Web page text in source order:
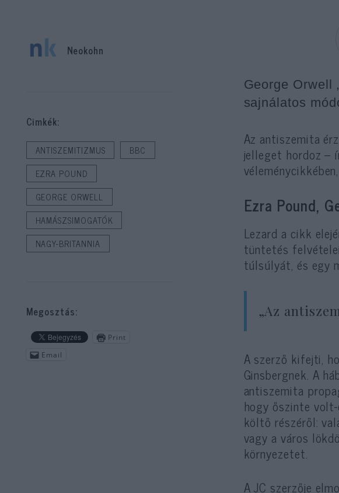
George Orwell
sajnálatos
Az antiszemita
jelleget hordoz –
Ezra Pound,
Lezard a cikk
tüntetés
túlsúlyát, és egy
„Az
A szerző kifejti,
Ginsbergnek. A
antiszemita
hogy őszinte
költő részéről:
vagy a város
környezetet.
A JC szerzője
Neokohn
Cimkék:
ANTISZEMITIZMUS
BBC
EZRA POUND
GEORGE ORWELL
HAMÁSZSIMOGATÓK
NAGY-BRITANNIA
Megosztás:
Print
Email